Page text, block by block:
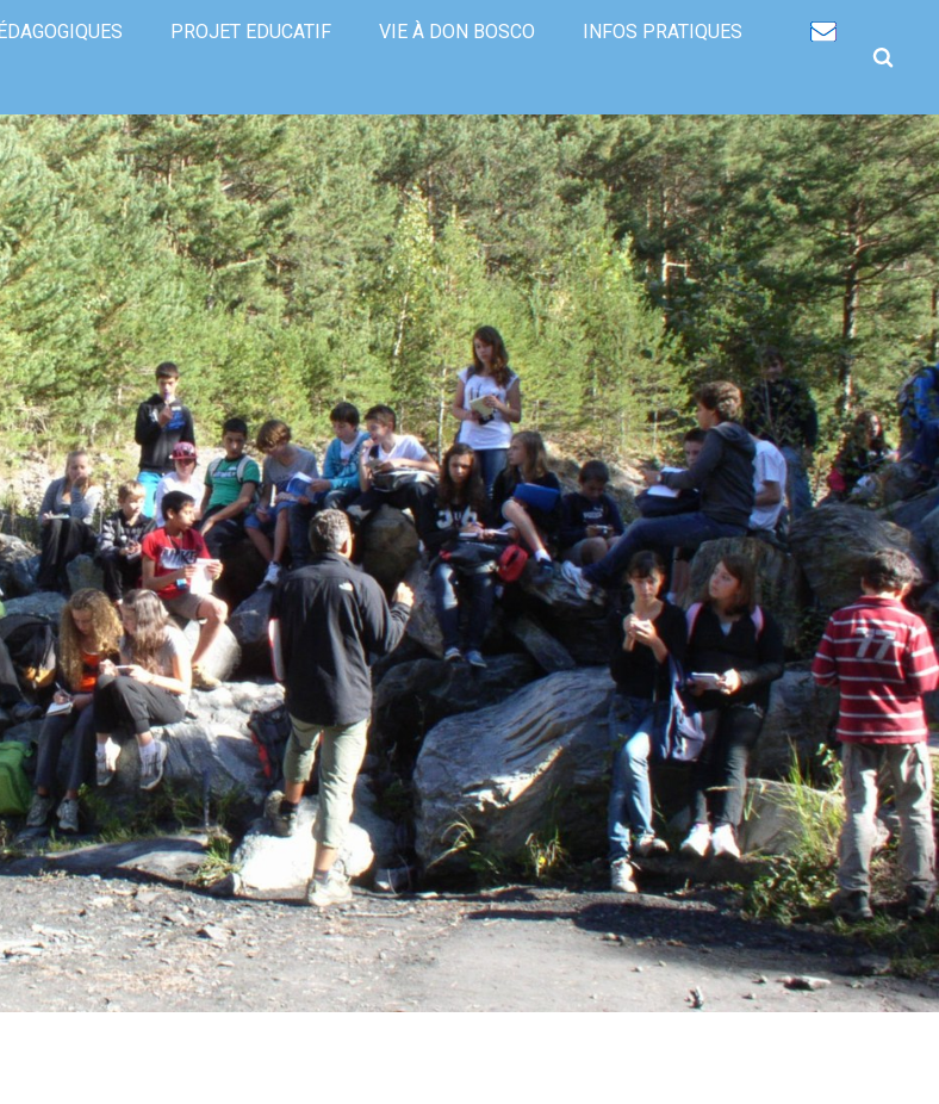
PROJET EDUCATIF VIE À DON BOSCO INFOS PRATIQUES